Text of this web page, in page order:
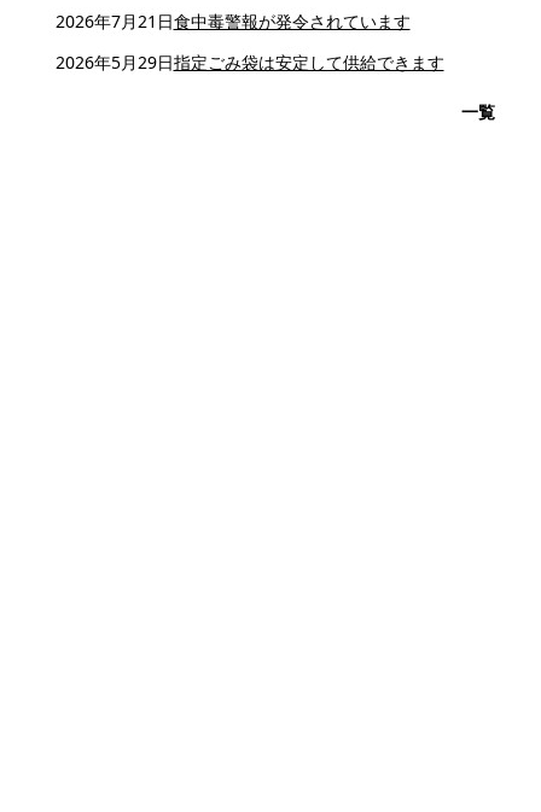
2026年7月21日食中毒警報が発令されています
2026年5月29日指定ごみ袋は安定して供給できます
一覧